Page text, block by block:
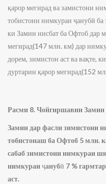
қарор мегирад ва замистони
тобистони нимкураи ҷанубӣ ба
ки Замин нисбат ба Офтоб дар
мегирад(147 млн. км) дар
дорем, зимистон аст ва вақте,
дуртарин қарор мегирад(152
Расми 8. Чойгиршавии Замин
Замин дар фасли зимистони
тобистонаш ба Офтоб 5 млн.
сабаб зимистони нимкураи
нимкураиҷанубӣ 7 %
аст.